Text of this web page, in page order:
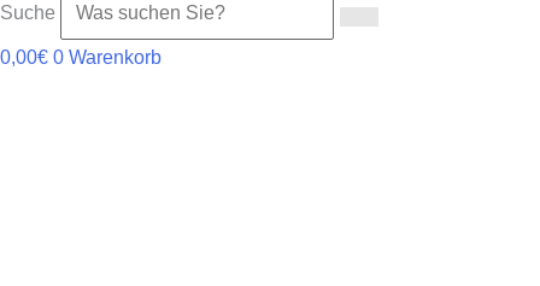
Suche
0,00€ 0 Warenkorb